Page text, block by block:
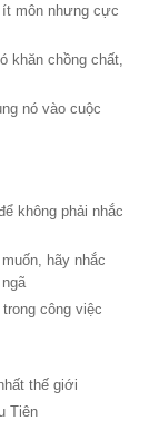
ít môn nhưng cực
khăn chồng chất,
nó vào cuộc
không phải nhắc
hãy nhắc
công việc
thế giới
Tiên